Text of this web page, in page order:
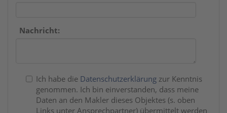
Nachricht:
Ich habe die Datenschutzerklärung zur Kenntnis
genommen. Ich bin einverstanden, dass meine
Daten an den Makler dieses Objektes (s. oben
Links unter Ansprechpartner) übermittelt werden